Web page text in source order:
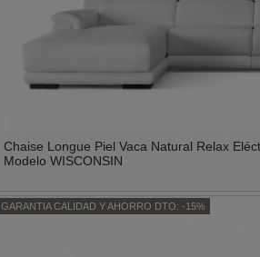
Chaise Longue Piel Vaca Natural Relax
Modelo WISCONSIN
GARANTIA CALIDAD Y AHORRO DTO: -15%